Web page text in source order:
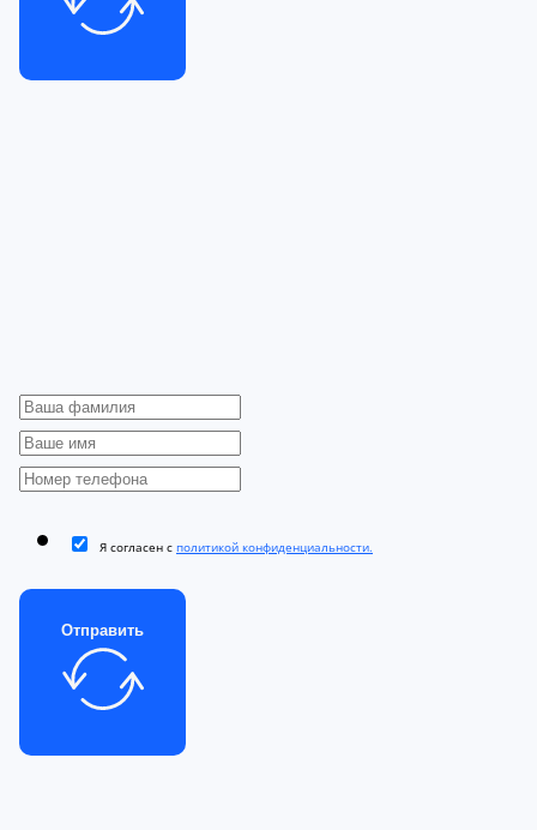
Я согласен с политикой конфиденциальности.
Отправить